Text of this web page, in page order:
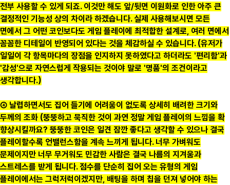
전부 사용할 수 있게 되죠. 이것만 해도 앞/뒷면 이원화로 인한 아주 큰
결정적인 기능성 상의 차이라 하겠습니다. 실제 사용해보시면 모든
면에서 그 어떤 코인보다도 게임 플레이에 최적합한 설계로, 여러 면에서
꼼꼼한 디테일이 반영되어 있다는 것을 체감하실 수 있습니다. (유저가
일일이 각 항목마다의 장점을 인지하지 못하였다고 하더라도 '편리함'과
'감성'으로 자연스럽게 작용되는 것이야 말로 '명품'의 조건이라고
생각합니다.)
④ 날렵하면서도 집어 들기에 어려움이 없도록 상세히 배려한 크기와
두께의 조화 (뚱뚱하고 묵직한 것이 과연 정말 게임 플레이의 느낌을 확
향상시킬까요? 뚱뚱한 코인은 일견 잠깐 좋다고 생각할 수 있으나 결국
플레이할수록 언밸런스함을 계속 느끼게 됩니다. 너무 가벼워도
문제이지만 너무 무거워도 민감한 사람은 결국 나름의 지겨움과
스트레스를 받게 됩니다. 점수를 단순히 집어 오는 유형의 게임
플레이에서는 그럭저럭이겠지만, 배팅을 하며 칩을 던져 넣어야 하는